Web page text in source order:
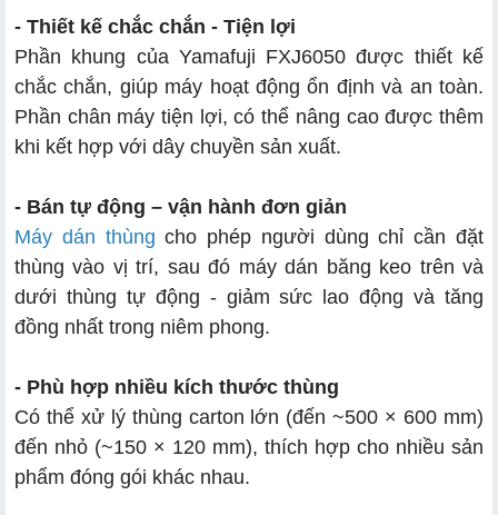
- Thiết kế chắc chắn - Tiện lợi
Phần khung của Yamafuji FXJ6050 được thiết kế
chắc chắn, giúp máy hoạt động ổn định và an toàn.
Phần chân máy tiện lợi, có thể nâng cao được thêm
khi kết hợp với dây chuyền sản xuất.
- Bán tự động – vận hành đơn giản
Máy dán thùng cho phép người dùng chỉ cần đặt
thùng vào vị trí, sau đó máy dán băng keo trên và
dưới thùng tự động - giảm sức lao động và tăng
đồng nhất trong niêm phong.
- Phù hợp nhiều kích thước thùng
Có thể xử lý thùng carton lớn (đến ~500 × 600 mm)
đến nhỏ (~150 × 120 mm), thích hợp cho nhiều sản
phẩm đóng gói khác nhau.